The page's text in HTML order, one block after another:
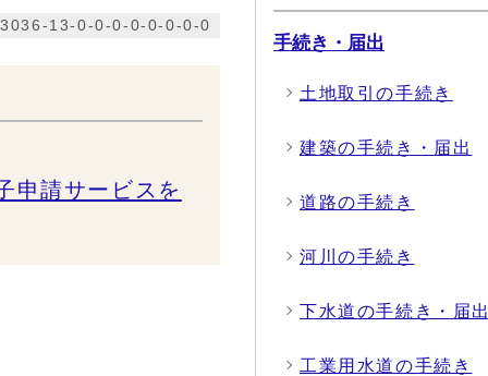
3036-13-0-0-0-0-0-0-0-0
申請サービスを
手続き・届出
土地取引の手続き
建築の手続き・届出
道路の手続き
河川の手続き
下水道の手続き・届出
工業用水道の手続き